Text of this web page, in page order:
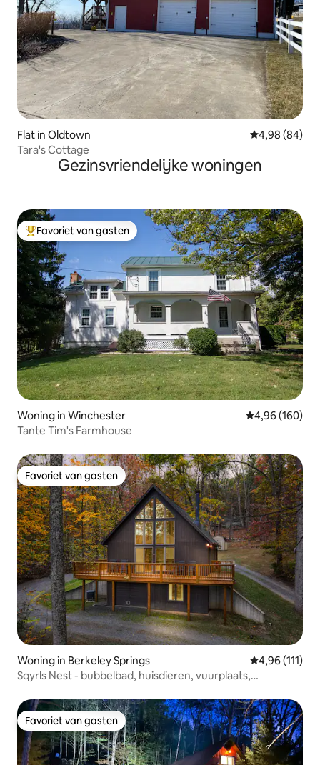
Flat in Oldtown Gemiddelde
4,98 (84)
Tara's Cottage
Gezinsvriendelijke woningen
Topfavoriet van gasten
Favoriet van gasten
Woning in Winchester Gemiddelde
4,96 (160)
Tante Tim's Farmhouse
Favoriet van gasten
Favoriet van gasten
Woning in Berkeley Springs Gemiddelde
4,96 (111)
Sqyrls Nest - bubbelbad, huisdieren, vuurplaats,
Favoriet van gasten
Favoriet van gasten